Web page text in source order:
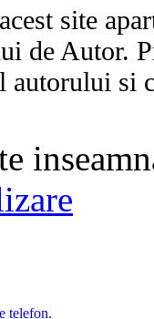
site
de Autor.
autorului si
telefon.